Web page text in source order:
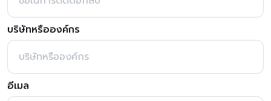
บริษัทหรือองค์กร
อีเมล